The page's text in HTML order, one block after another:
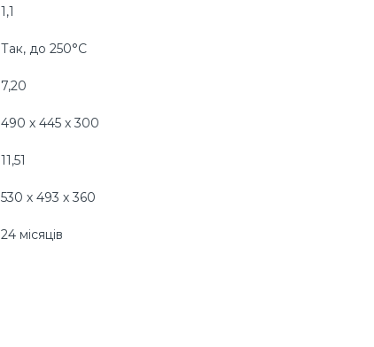
1,1
Так, до 250°С
7,20
490 х 445 х 300
11,51
530 х 493 х 360
24 місяців